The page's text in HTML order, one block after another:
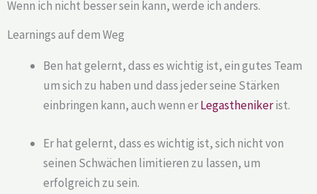
Wenn ich nicht besser sein kann, werde ich anders.
Learnings auf dem Weg
Ben hat gelernt, dass es wichtig ist, ein gutes Team
um sich zu haben und dass jeder seine Stärken
einbringen kann, auch wenn erLegasthenikerist.
Er hat gelernt, dass es wichtig ist, sich nicht von
seinen Schwächen limitieren zu lassen, um
erfolgreich zu sein.